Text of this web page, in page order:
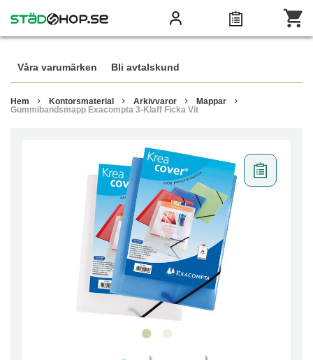
Våra varumärken Bli avtalskund
Hem Kontorsmaterial Arkivvaror
Mappar
Gummibandsmapp Exacompta 3-Klaff Ficka Vit